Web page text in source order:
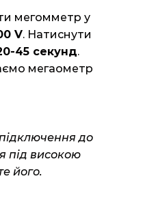
мегомметр у
V. Натиснути
45 секунд.
мегаометр
до
під високою
його.